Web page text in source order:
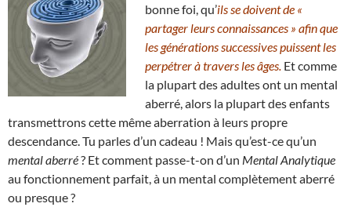
bonne foi, qu’ils se doivent de «
partager leurs connaissances » afin que
les générations successives puissent les
perpétrer à travers les âges. Et comme
la plupart des adultes ont un mental
aberré, alors la plupart des enfants
transmettrons cette même aberration à leurs propre
descendance. Tu parles d’un cadeau ! Mais qu’est-ce qu’un
mental aberré? Et comment passe-t-on d’un Mental Analytique
au fonctionnement parfait, à un mental complètement aberré
ou presque ?